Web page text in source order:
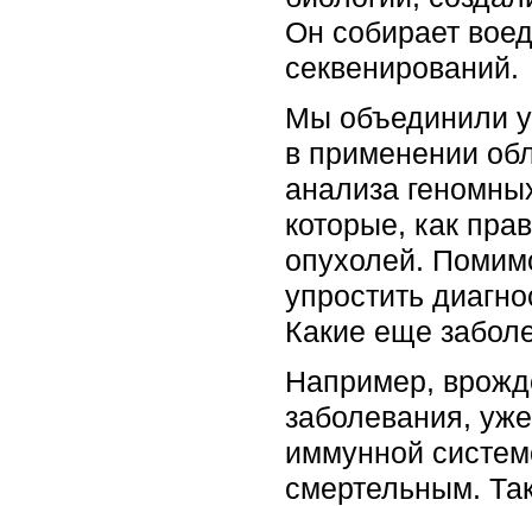
Он собирает
секвенирований.
Мы объединили
в применении
анализа
которые, как
опухолей.
упростить
Какие еще
Например,
заболевания,
иммунной
смертельным.